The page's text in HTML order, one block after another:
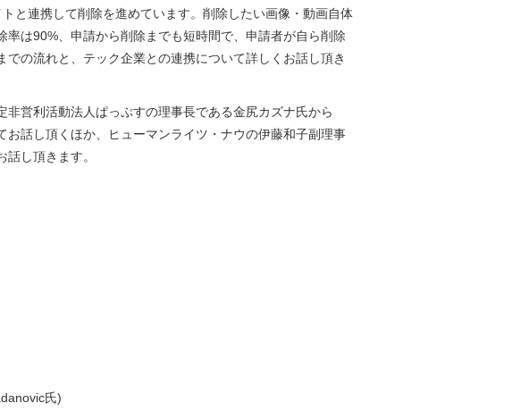
と連携して削除を進めています。削除したい画像・動画自体
は90%、申請から削除までも短時間で、申請者が自ら削除
の流れと、テック企業との連携について詳しくお話し頂き
営利活動法人ぱっぷすの理事長である金尻カズナ氏から
話し頂くほか、ヒューマンライツ・ナウの伊藤和子副理事
し頂きます。
氏)